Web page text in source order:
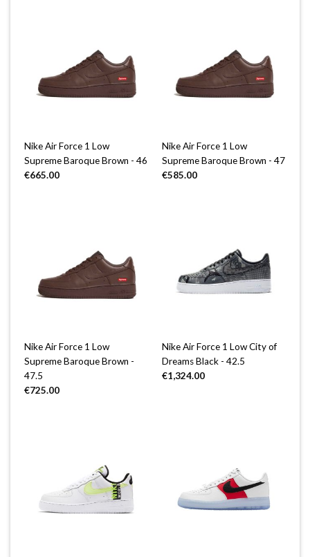
Nike Air Force 1 Low
Supreme Baroque Brown - 46
€665.00
Nike Air Force 1 Low
Supreme Baroque Brown - 47
€585.00
Nike Air Force 1 Low
Supreme Baroque Brown -
47.5
€725.00
Nike Air Force 1 Low City of
Dreams Black - 42.5
€1,324.00